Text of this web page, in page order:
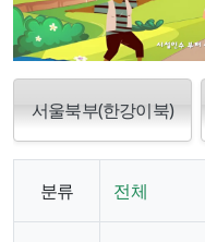
서울북부(한강이북)
분류 전체